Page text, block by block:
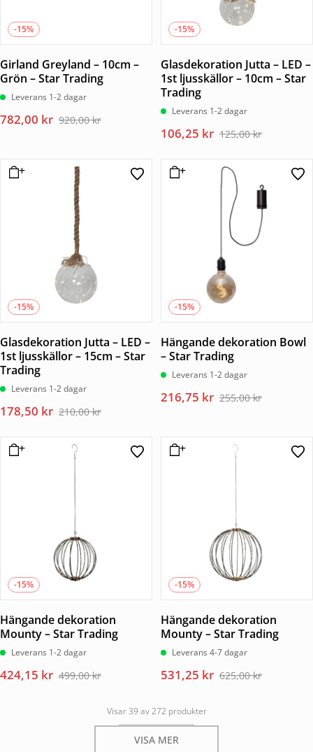
-15%
Girland Greyland – 10cm –
Grön – Star Trading
Leverans 1-2 dagar
920,00kr
Det
var:
920,00 kr.
782,00 kr
Det
är:
782,00 kr.
-15%
Glasdekoration Jutta – LED –
1st ljusskällor – 10cm – Star
Trading
Leverans 1-2 dagar
125,00kr
Det
priset
var:
106,25 kr
Det
priset
är:
-15%
Glasdekoration Jutta – LED –
1st ljusskällor – 15cm – Star
Trading
Leverans 1-2 dagar
210,00kr
Det
priset
var:
178,50 kr
Det
priset
är:
-15%
Hängande dekoration Bowl
– Star Trading
Leverans 1-2 dagar
255,00kr
Det
var:
255,00 kr.
216,75 kr
Det
är:
216,75 kr.
-15%
Hängande dekoration
Mounty – Star Trading
Leverans 1-2 dagar
499,00kr
Det
424,15 kr
Det
-15%
Hängande dekoration
Mounty – Star Trading
Leverans 4-7 dagar
625,00kr
Det
priset
var:
625,00 kr.
531,25 kr
Det
priset
är:
531,25 kr.
Visar 39 av 272 produkter
VISA MER